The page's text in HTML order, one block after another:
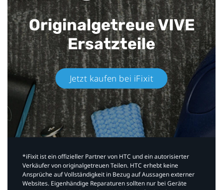
Originalgetreue VIVE
Ersatzteile
Jetzt kaufen bei iFixit​
*iFixit ist ein offizieller Partner von HTC und ein autorisierter
Verkäufer von originalgetreuen Teilen. HTC erhebt keine
Ansprüche auf Vollständigkeit in Bezug auf Aussagen externer
Websites. Eigenhändige Reparaturen sollten nur bei Geräte